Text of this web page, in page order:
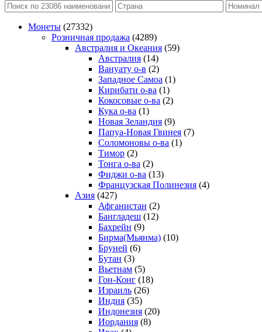
Монеты (27332)
Розничная продажа (4289)
Австралия и Океания (59)
Австралия (14)
Вануату о-в (2)
Западное Самоа (1)
Кирибати о-ва (1)
Кокосовые о-ва (2)
Кука о-ва (1)
Новая Зеландия (9)
Папуа-Новая Гвинея (7)
Соломоновы о-ва (1)
Тимор (2)
Тонга о-ва (2)
Фиджи о-ва (13)
Французская Полинезия (4)
Азия (427)
Афганистан (2)
Бангладеш (12)
Бахрейн (9)
Бирма(Мьянма) (10)
Бруней (6)
Бутан (3)
Вьетнам (5)
Гон-Конг (18)
Израиль (26)
Индия (35)
Индонезия (20)
Иордания (8)